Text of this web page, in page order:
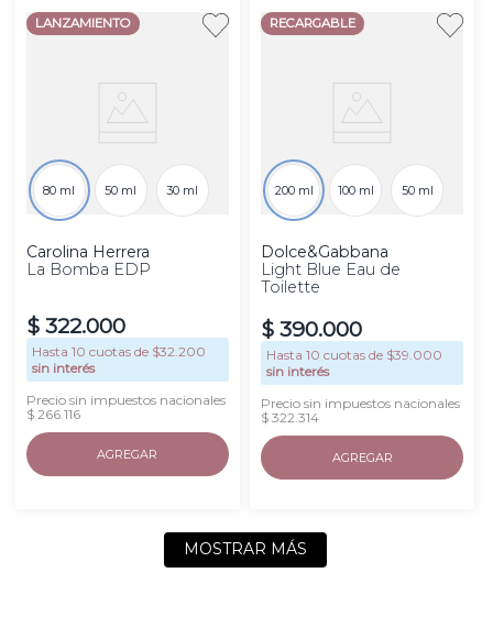
LANZAMIENTO
80 ml 50 ml 30 ml
Carolina Herrera
La Bomba EDP
$ 322.000
Hasta 10 cuotas de $32.200
sin interés
Precio sin impuestos nacionales
$ 266.116
AGREGAR
RECARGABLE
200 ml 100 ml 50 ml
Dolce&Gabbana
Light Blue Eau de
Toilette
$ 390.000
Hasta10 cuotas de $39.000
sin interés
Precio sin impuestos nacionales
$ 322.314
AGREGAR
MOSTRAR MÁS